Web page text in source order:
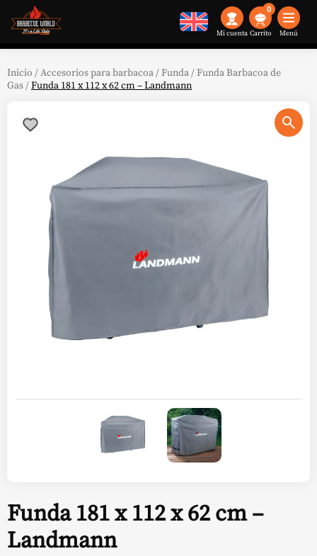
Mi cuenta
0
Menú
Inicio /Accesorios para barbacoa /Funda /Funda Barbacoa de
Gas /Funda 181 x 112 x 62 cm – Landmann
Funda 181 x 112 x 62 cm –
Landmann